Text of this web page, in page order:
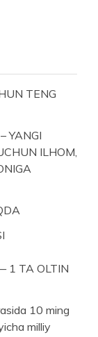
TENG
YANGI
ILHOM,
1 TA OLTIN
10 ming
milliy